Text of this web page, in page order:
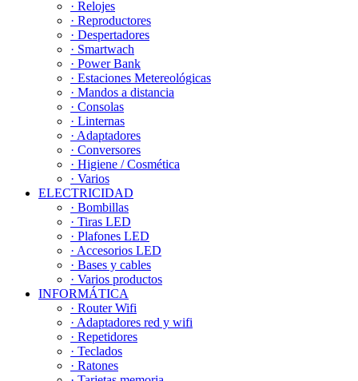
· Relojes
· Reproductores
· Despertadores
· Smartwach
· Power Bank
· Estaciones Metereológicas
· Mandos a distancia
· Consolas
· Linternas
· Adaptadores
· Conversores
· Higiene / Cosmética
· Varios
ELECTRICIDAD
· Bombillas
· Tiras LED
· Plafones LED
· Accesorios LED
· Bases y cables
· Varios productos
INFORMÁTICA
· Router Wifi
· Adaptadores red y wifi
· Repetidores
· Teclados
· Ratones